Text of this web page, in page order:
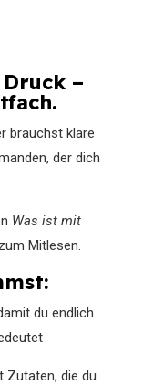
–
brauchst klare
der dich
Was ist mit
Mitlesen.
du endlich
Zutaten, die du